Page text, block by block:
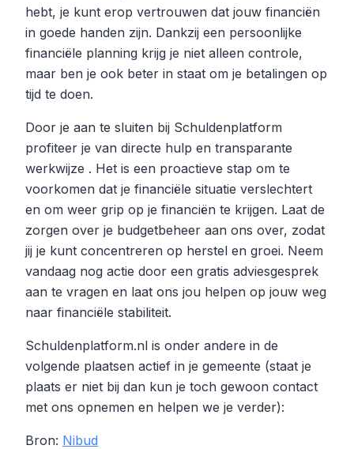
hebt, je kunt erop vertrouwen dat jouw financiën
in goede handen zijn. Dankzij een persoonlijke
financiële planning krijg je niet alleen controle,
maar ben je ook beter in staat om je betalingen op
tijd te doen.
Door je aan te sluiten bij Schuldenplatform
profiteer je van directe hulp en transparante
werkwijze . Het is een proactieve stap om te
voorkomen dat je financiële situatie verslechtert
en om weer grip op je financiën te krijgen. Laat de
zorgen over je budgetbeheer aan ons over, zodat
jij je kunt concentreren op herstel en groei. Neem
vandaag nog actie door een gratis adviesgesprek
aan te vragen en laat ons jou helpen op jouw weg
naar financiële stabiliteit.
Schuldenplatform.nl is onder andere in de
volgende plaatsen actief in je gemeente (staat je
plaats er niet bij dan kun je toch gewoon contact
met ons opnemen en helpen we je verder):
Bron: Nibud